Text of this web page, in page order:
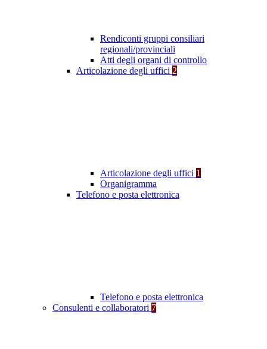
Rendiconti gruppi consiliari
regionali/provinciali
Atti degli organi di controllo
Articolazione degli uffici 2
Articolazione degli uffici 1
Organigramma
Telefono e posta elettronica
Telefono e posta elettronica
Consulenti e collaboratori 7